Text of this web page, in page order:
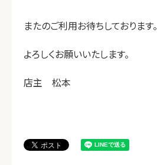
またのご利用お待ちしております。
よろしくお願いいたします。
店主 松本